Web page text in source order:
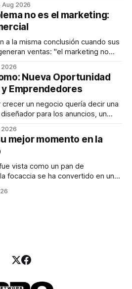
artificial y monitoreo
a las personas a tomar mejores
metabólica. Su propuesta busca
Aug 2026
no es el marketing:
a la misma conclusión cuando sus
ventas: "el marketing no
en otro lugar. Durante
SER PRO, el especialista en
que
2026
Nueva Oportunidad
Emprendedores
un negocio quería decir una
para los anuncios, un
supiera de publicidad digital
un vendedor para atender
suerte— una persona
2026
mejor momento en la
vista como un pan de
focaccia se ha convertido en uno
calidad y experiencias que